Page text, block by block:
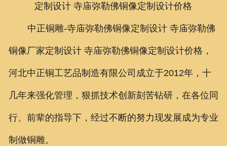
定制设计寺庙弥勒佛铜像定制设计价格
中正铜雕-寺庙弥勒佛铜像定制设计 寺庙弥勒佛
铜像厂家定制设计 寺庙弥勒佛铜像定制设计价格，
河北中正铜工艺品制造有限公司成立于2012年，十
几年来强化管理，狠抓技术创新刻苦钻研，在各位同
行、前辈的指导下，经过不断的努力现发展成为专业
制做铜雕。